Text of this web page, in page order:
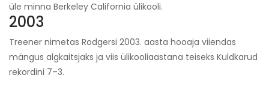
üle minna Berkeley California ülikooli.
2003
Treener nimetas Rodgersi 2003. aasta hooaja viiendas
mängus algkaitsjaks ja viis ülikooliaastana teiseks Kuldkarud
rekordini 7–3.